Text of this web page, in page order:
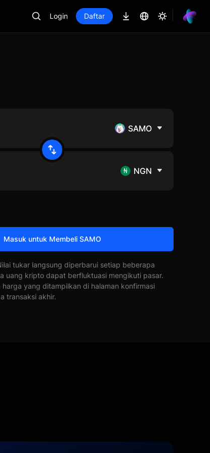
Login Daftar
SAMO
NGN
Masuk untuk Membeli SAMO
tukar langsung diperbarui setiap beberapa
uang kripto dapat berfluktuasi mengikuti pasar.
yang ditampilkan di halaman konfirmasi
transaksi akhir.